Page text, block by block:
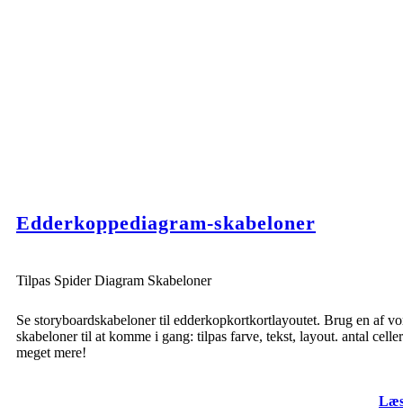
Edderkoppediagram-skabeloner
Tilpas Spider Diagram Skabeloner
Se storyboardskabeloner til edderkopkortkortlayoutet. Brug en af
skabeloner til at komme i gang: tilpas farve, tekst, layout. antal
meget mere!